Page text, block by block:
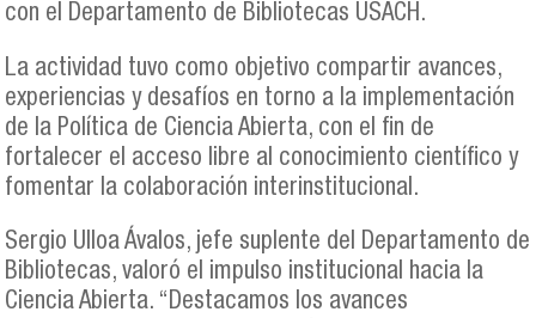
con el Departamento de Bibliotecas USACH.
La actividad tuvo como objetivo compartir avances,
experiencias y desafíos en torno a la implementación
de la Política de Ciencia Abierta, con el fin de
fortalecer el acceso libre al conocimiento científico y
fomentar la colaboración interinstitucional.
Sergio Ulloa Ávalos, jefe suplente del Departamento de
Bibliotecas, valoró el impulso institucional hacia la
Ciencia Abierta. “Destacamos los avances